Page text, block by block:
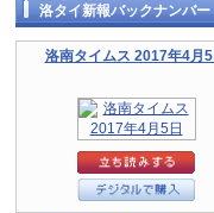
洛タイ新報バックナンバー
洛南タイムス 2017年4月5